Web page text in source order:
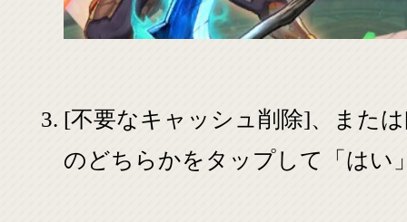
[不要なキャッシュ削除]、また
のどちらかをタップして「はい